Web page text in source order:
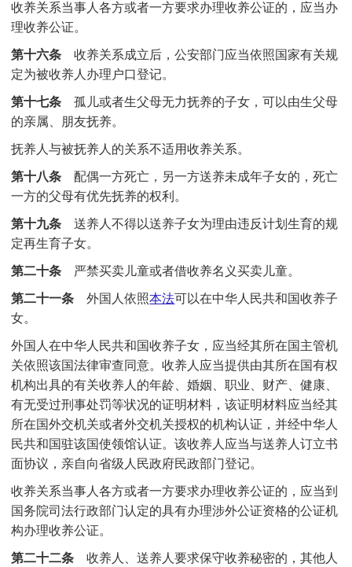
收养关系当事人各方或者一方要求办理收养公证的，应当办
理收养公证。
第十六条收养关系成立后，公安部门应当依照国家有关规
定为被收养人办理户口登记。
第十七条孤儿或者生父母无力抚养的子女，可以由生父母
的亲属、朋友抚养。
抚养人与被抚养人的关系不适用收养关系。
第十八条配偶一方死亡，另一方送养未成年子女的，死亡
一方的父母有优先抚养的权利。
第十九条送养人不得以送养子女为理由违反计划生育的规
定再生育子女。
第二十条 严禁买卖儿童或者借收养名义买卖儿童。
第二十一条外国人依照本法可以在中华人民共和国收养子
女。
外国人在中华人民共和国收养子女，应当经其所在国主管机
关依照该国法律审查同意。收养人应当提供由其所在国有权
机构出具的有关收养人的年龄、婚姻、职业、财产、健康、
有无受过刑事处罚等状况的证明材料，该证明材料应当经其
所在国外交机关或者外交机关授权的机构认证，并经中华人
民共和国驻该国使领馆认证。该收养人应当与送养人订立书
面协议，亲自向省级人民政府民政部门登记。
收养关系当事人各方或者一方要求办理收养公证的，应当到
国务院司法行政部门认定的具有办理涉外公证资格的公证机
构办理收养公证。
第二十二条收养人、送养人要求保守收养秘密的，其他人